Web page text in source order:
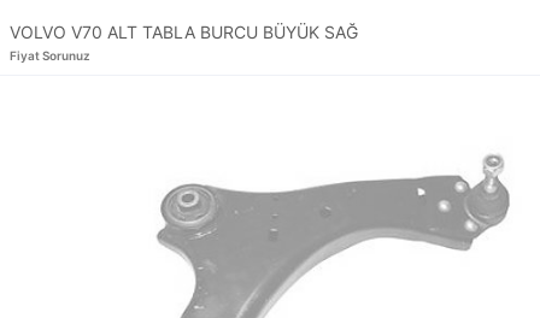
VOLVO V70 ALT TABLA BURCU BÜYÜK SAĞ
Fiyat Sorunuz